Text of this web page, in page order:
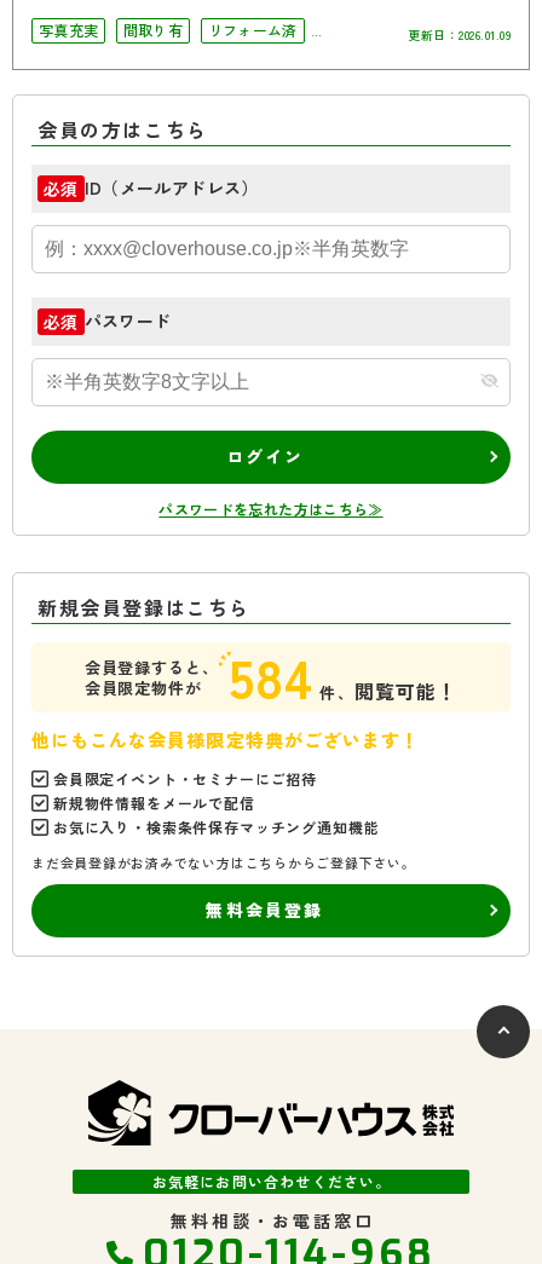
写真充実
間取り有
リフォーム済
更新日： 2026.01.09
会員の方はこちら
必須 ID（メールアドレス）
必須 パスワード
ログイン
パスワードを忘れた方はこちら≫
新規会員登録はこちら
会員登録すると、
会員限定物件が
584 件、 閲覧可能！
他にもこんな会員様限定特典がございます！
会員限定イベント・セミナーにご招待
新規物件情報をメールで配信
お気に入り・検索条件保存マッチング通知機能
まだ会員登録がお済みでない方はこちらからご登録下さい。
無料会員登録
お気軽にお問い合わせください。
無料相談・お電話窓口